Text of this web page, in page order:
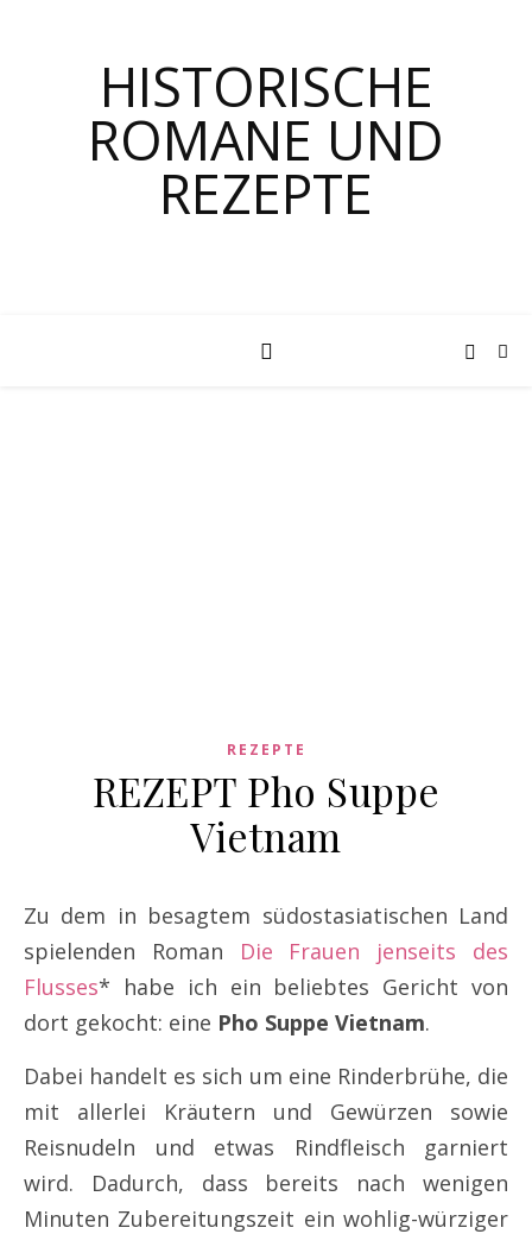
HISTORISCHE
ROMANE UND
REZEPTE
REZEPTE
REZEPT Pho Suppe
Vietnam
Zu dem in besagtem südostasiatischen Land
spielenden Roman Die Frauen jenseits des
Flusses* habe ich ein beliebtes Gericht von
dort gekocht: eine Pho Suppe Vietnam.
Dabei handelt es sich um eine Rinderbrühe, die
mit allerlei Kräutern und Gewürzen sowie
Reisnudeln und etwas Rindfleisch garniert
wird. Dadurch, dass bereits nach wenigen
Minuten Zubereitungszeit ein wohlig-würziger